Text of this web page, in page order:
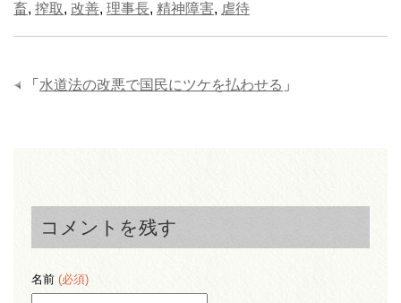
畜, 搾取, 改善, 理事長, 精神障害, 虐待
「 水道法の改悪で国民にツケを払わせる 」
コメントを残す
名前 (必須)